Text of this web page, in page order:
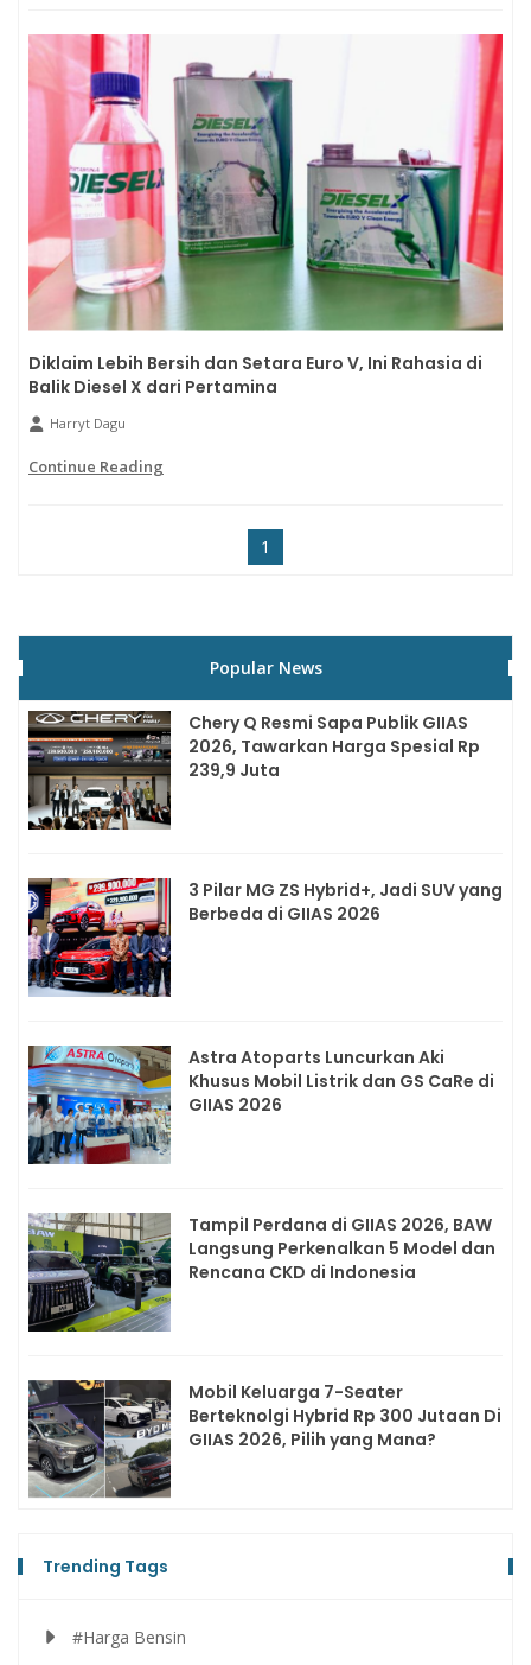
Diklaim Lebih Bersih dan Setara Euro V, Ini Rahasia di
Balik Diesel X dari Pertamina
Harryt Dagu
Continue Reading
1
Popular News
Chery Q Resmi Sapa Publik GIIAS
2026, Tawarkan Harga Spesial Rp
239,9 Juta
3 Pilar MG ZS Hybrid+, Jadi SUV yang
Berbeda di GIIAS 2026
Astra Atoparts Luncurkan Aki
Khusus Mobil Listrik dan GS CaRe di
GIIAS 2026
Tampil Perdana di GIIAS 2026, BAW
Langsung Perkenalkan 5 Model dan
Rencana CKD di Indonesia
Mobil Keluarga 7-Seater
Berteknolgi Hybrid Rp 300 Jutaan Di
GIIAS 2026, Pilih yang Mana?
Trending Tags
#Harga Bensin